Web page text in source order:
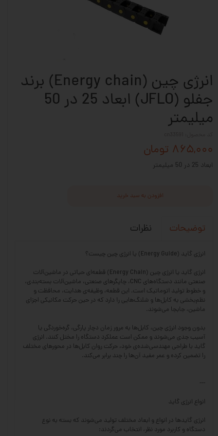
انرژی چین (Energy chain) برند
جفلو (JFLO) ابعاد 25 در 50
میلیمتر
۸۶۵,۰۰۰ تومان
ابعاد 25 در 50 میلیمتر
افزودن به سبد خرید
توضیحات نظرات
انرژی گاید (Energy Guide) یا انرژی چین چیست؟
انرژی گاید یا انرژی چین (Energy Chain) قطعه‌ای حیاتی در ماشین‌آلات
صنعتی مانند دستگاه‌های CNC، چاپگرهای صنعتی، ماشین‌آلات بسته‌بندی،
و خطوط تولید اتوماتیک است. این قطعه، وظیفه‌ی هدایت، محافظت و
نظم‌بخشی به کابل‌ها و شلنگ‌هایی را دارد که در حین حرکت مکانیکی اجزای
ماشین، جابجا می‌شوند.
بدون وجود انرژی چین، کابل‌ها به مرور زمان دچار پارگی، گره‌خوردگی یا
آسیب جدی می‌شوند و ممکن است عملکرد دستگاه را مختل کنند. انرژی
گاید با طراحی مهندسی‌شده‌ی خود، حرکت روان کابل‌ها در محورهای مختلف
را تضمین کرده و عمر مفید آن‌ها را چند برابر می‌کند.
---
انواع انرژی گاید
انرژی گایدها در انواع و ابعاد مختلف تولید می‌شوند که بسته به نوع
دستگاه و کاربرد مورد نظر، انتخاب می‌گردند: